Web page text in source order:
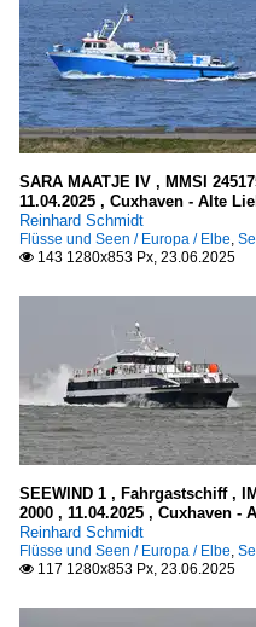
Torquay
Kriegsschiffe
Hilfsschiffe, Versorger
Deutschland
Meere, Seegebiete
Deutschland
Nordsee
Ostsee
Italien
Golf von Neapel
Schweden
Stockholmer
SARA MAATJE IV , MMSI
11.04.2025 , Cuxhaven - Alte
Reinhard Schmidt
Flüsse und Seen / Europa / Elbe,
 143 1280x853 Px, 23.06.2025
SEEWIND 1 , Fahrgastschiff ,
2000 , 11.04.2025 , Cuxhaven -
Reinhard Schmidt
Flüsse und Seen / Europa / Elbe,
 117 1280x853 Px, 23.06.2025